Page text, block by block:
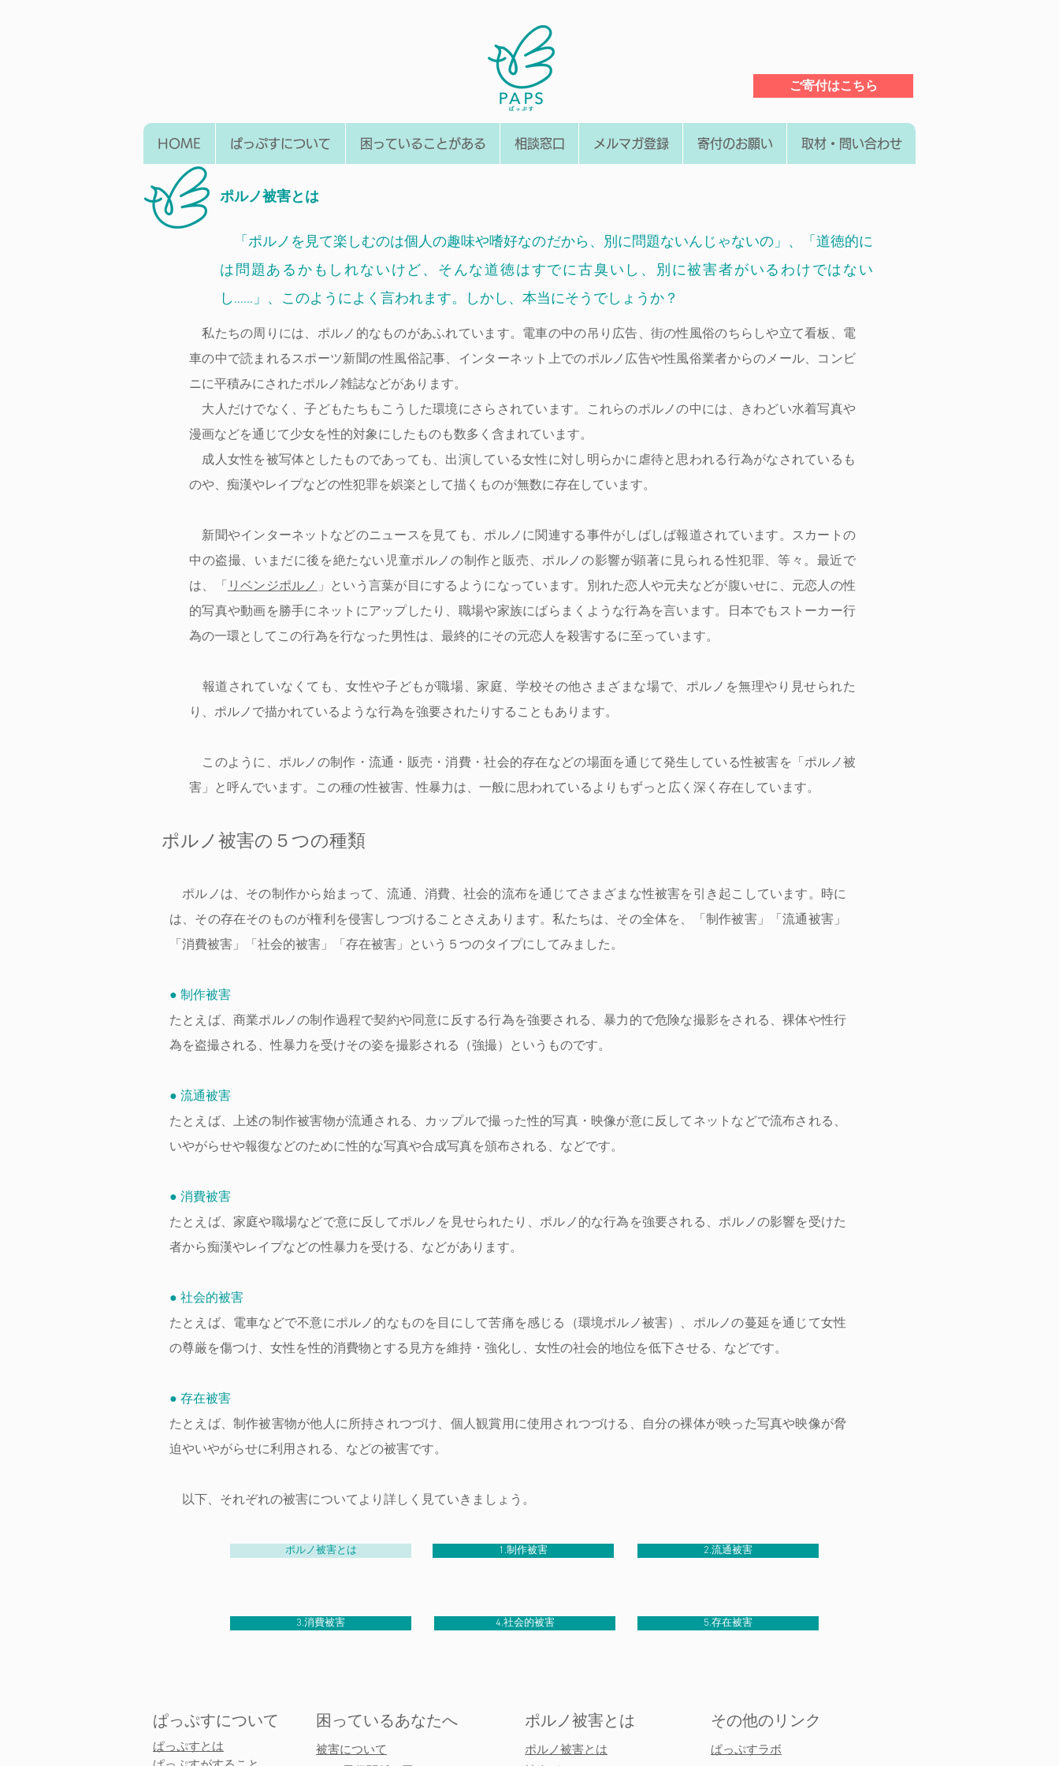
ご寄付はこちら
HOME ぱっぷすについて 困っていることがある 相談窓口 メルマガ登録 寄付のお願い 取材・問い合わせ
ポルノ被害とは
「ポルノを見て楽しむのは個人の趣味や嗜好なのだから、別に問題ないんじゃないの」、「道徳的に
は問題あるかもしれないけど、そんな道徳はすでに古臭いし、別に被害者がいるわけではない
し……」、このようによく言われます。しかし、本当にそうでしょうか？
私たちの周りには、ポルノ的なものがあふれています。電車の中の吊り広告、街の性風俗のちらしや立て看板、電
車の中で読まれるスポーツ新聞の性風俗記事、インターネット上でのポルノ広告や性風俗業者からのメール、コンビ
ニに平積みにされたポルノ雑誌などがあります。
大人だけでなく、子どもたちもこうした環境にさらされています。これらのポルノの中には、きわどい水着写真や
漫画などを通じて少女を性的対象にしたものも数多く含まれています。
成人女性を被写体としたものであっても、出演している女性に対し明らかに虐待と思われる行為がなされているも
のや、痴漢やレイプなどの性犯罪を娯楽として描くものが無数に存在しています。
新聞やインターネットなどのニュースを見ても、ポルノに関連する事件がしばしば報道されています。スカートの
中の盗撮、いまだに後を絶たない児童ポルノの制作と販売、ポルノの影響が顕著に見られる性犯罪、等々。最近で
は、「リベンジポルノ」という言葉が目にするようになっています。別れた恋人や元夫などが腹いせに、元恋人の性
的写真や動画を勝手にネットにアップしたり、職場や家族にばらまくような行為を言います。日本でもストーカー行
為の一環としてこの行為を行なった男性は、最終的にその元恋人を殺害するに至っています。
報道されていなくても、女性や子どもが職場、家庭、学校その他さまざまな場で、ポルノを無理やり見せられた
り、ポルノで描かれているような行為を強要されたりすることもあります。
このように、ポルノの制作・流通・販売・消費・社会的存在などの場面を通じて発生している性被害を「ポルノ被
害」と呼んでいます。この種の性被害、性暴力は、一般に思われているよりもずっと広く深く存在しています。
ポルノ被害の５つの種類
ポルノは、その制作から始まって、流通、消費、社会的流布を通じてさまざまな性被害を引き起こしています。時に
は、その存在そのものが権利を侵害しつづけることさえあります。私たちは、その全体を、「制作被害」「流通被害」
「消費被害」「社会的被害」「存在被害」という５つのタイプにしてみました。
● 制作被害
たとえば、商業ポルノの制作過程で契約や同意に反する行為を強要される、暴力的で危険な撮影をされる、裸体や性行
為を盗撮される、性暴力を受けその姿を撮影される（強撮）というものです。
● 流通被害
たとえば、上述の制作被害物が流通される、カップルで撮った性的写真・映像が意に反してネットなどで流布される、
いやがらせや報復などのために性的な写真や合成写真を頒布される、などです。
● 消費被害
たとえば、家庭や職場などで意に反してポルノを見せられたり、ポルノ的な行為を強要される、ポルノの影響を受けた
者から痴漢やレイプなどの性暴力を受ける、などがあります。
● 社会的被害
たとえば、電車などで不意にポルノ的なものを目にして苦痛を感じる（環境ポルノ被害）、ポルノの蔓延を通じて女性
の尊厳を傷つけ、女性を性的消費物とする見方を維持・強化し、女性の社会的地位を低下させる、などです。
● 存在被害
たとえば、制作被害物が他人に所持されつづけ、個人観賞用に使用されつづける、自分の裸体が映った写真や映像が脅
迫やいやがらせに利用される、などの被害です。
以下、それぞれの被害についてより詳しく見ていきましょう。
ポルノ被害とは 1.制作被害 2.流通被害
3.消費被害 4.社会的被害 5.存在被害
ぱっぷすについて
ぱっぷすとは
困っているあなたへ
被害について
ポルノ被害とは
ポルノ被害とは
​その他のリンク
​​ぱっぷすラボ